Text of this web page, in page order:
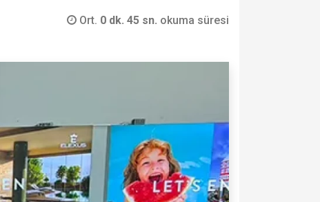
Ort. 0 dk. 45 sn. okuma süresi